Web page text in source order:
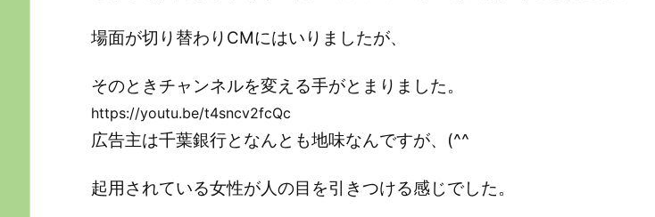
場面が切り替わりCMにはいりましたが、
そのときチャンネルを変える手がとまりました。
https://youtu.be/t4sncv2fcQc
広告主は千葉銀行となんとも地味なんですが、(^^ゞ
起用されている女性が人の目を引きつける感じでした。